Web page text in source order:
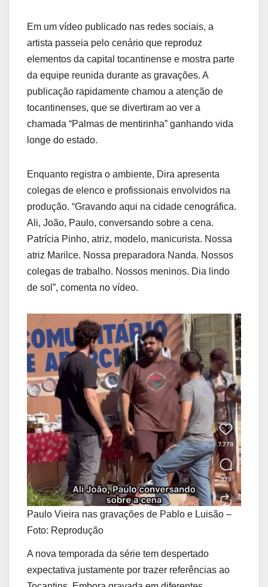
Em um vídeo publicado nas redes sociais, a
artista passeia pelo cenário que reproduz
elementos da capital tocantinense e mostra parte
da equipe reunida durante as gravações. A
publicação rapidamente chamou a atenção de
tocantinenses, que se divertiram ao ver a
chamada “Palmas de mentirinha” ganhando vida
longe do estado.
Enquanto registra o ambiente, Dira apresenta
colegas de elenco e profissionais envolvidos na
produção. “Gravando aqui na cidade cenográfica.
Ali, João, Paulo, conversando sobre a cena.
Patrícia Pinho, atriz, modelo, manicurista. Nossa
atriz Marilce. Nossa preparadora Nanda. Nossos
colegas de trabalho. Nossos meninos. Dia lindo
de sol”, comenta no vídeo.
Paulo Vieira nas gravações de Pablo e Luisão –
Foto: Reprodução
A nova temporada da série tem despertado
expectativa justamente por trazer referências ao